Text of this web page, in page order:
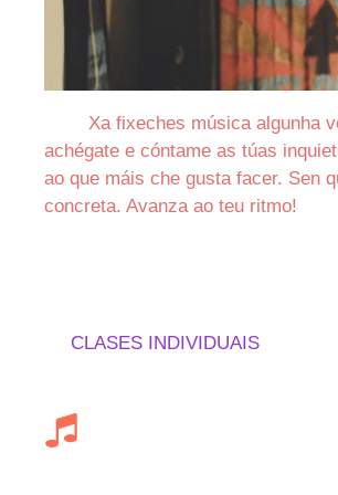
Xa fixeches música algunha
achégate e cóntame as túas
ao que máis che gusta facer. Sen
concreta. Avanza ao teu ritmo!
CLASES INDIVIDUAIS